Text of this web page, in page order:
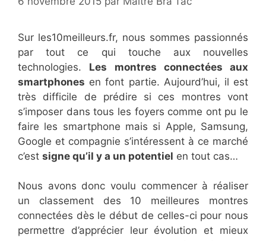
Sur les10meilleurs.fr, nous sommes passionnés
par tout ce qui touche aux nouvelles
technologies. Les montres connectées aux
smartphones en font partie. Aujourd’hui, il est
très difficile de prédire si ces montres vont
s’imposer dans tous les foyers comme ont pu le
faire les smartphone mais si Apple, Samsung,
Google et compagnie s’intéressent à ce marché
c’est signe qu’il y a un potentiel en tout cas…
Nous avons donc voulu commencer à réaliser
un classement des 10 meilleures montres
connectées dès le début de celles-ci pour nous
permettre d’apprécier leur évolution et mieux